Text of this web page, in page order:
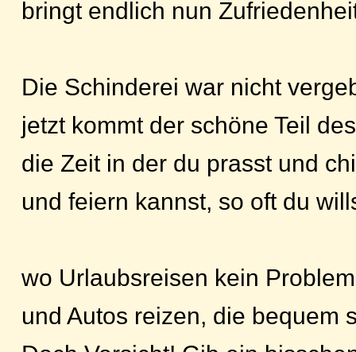
bringt endlich nun
Die Schinderei war nicht
jetzt kommt der schöne Teil
die Zeit in der du prasst und
und feiern kannst, so oft du
wo Urlaubsreisen kein
und Autos reizen, die bequem